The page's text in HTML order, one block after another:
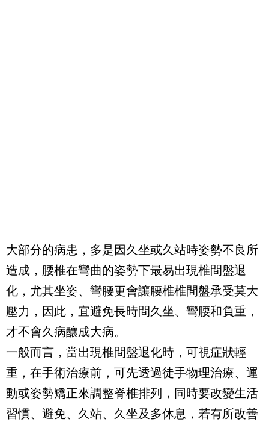
大部分的病患，多是因久坐或久站時姿勢不良所
造成，腰椎在彎曲的姿勢下最易出現椎間盤退
化，尤其坐姿、彎腰更會讓腰椎椎間盤承受莫大
壓力，因此，宜避免長時間久坐、彎腰和負重，
才不會久病釀成大病。
一般而言，當出現椎間盤退化時，可視症狀輕
重，在手術治療前，可先透過徒手物理治療、運
動或姿勢矯正來調整脊椎排列，同時要改變生活
習慣、避免、久站、久坐及多休息，若有所改善